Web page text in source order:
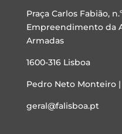
Praça Carlos Fabião,
Empreendimento da
Armadas
1600-316 Lisboa
Pedro Neto Monteiro |
geral@falisboa.pt